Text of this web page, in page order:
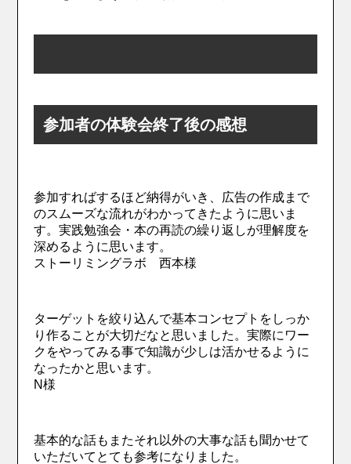
参加者の体験会終了後の感想
参加すればするほど納得がいき、広告の作成まで
のスムーズな流れがわかってきたように思いま
す。実践勉強会・本の再読の繰り返しが理解度を
深めるように思います。
ストーリミングラボ 西本様
ターゲットを絞り込んで基本コンセプトをしっか
り作ることが大切だなと思いました。実際にワー
クをやってみる事で知識が少しは活かせるように
なったかと思います。
N様
基本的な話もまたそれ以外の大事な話も聞かせて
いただいてとても参考になりました。